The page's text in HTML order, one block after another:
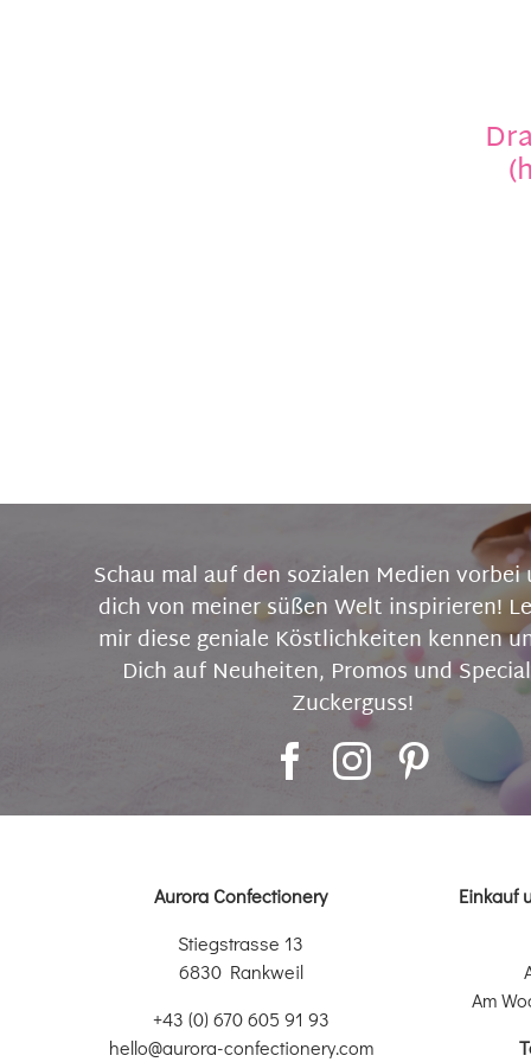
Schau mal auf den sozialen Medien vorbei
dich von meiner süßen Welt inspirieren!
mir diese geniale Köstlichkeiten kennen
Dich auf Neuheiten, Promos und
Zuckerguss!
Aurora Confectionery
Stiegstrasse 13
6830 Rankweil
+43 (0) 670 605 91 93
hello@aurora-confectionery.com
Einkauf
Am